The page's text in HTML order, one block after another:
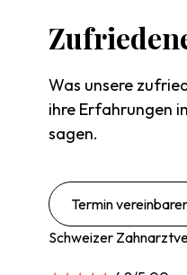
Was unsere
ihre Erfahrungen
sagen.
Termin
Schweizer